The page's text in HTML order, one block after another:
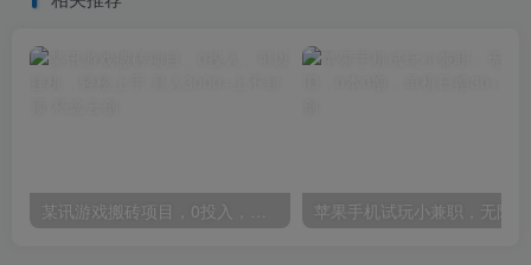
某讯游戏搬砖项目，0投入，可以挂机，轻松上手,月入3000+上不封顶